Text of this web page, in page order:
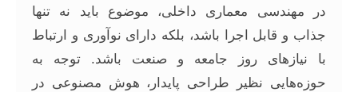
در مهندسی معماری داخلی، موضوع باید نه تنها
جذاب و قابل اجرا باشد، بلکه دارای نوآوری و ارتباط
با نیازهای روز جامعه و صنعت باشد. توجه به
حوزه‌هایی نظیر طراحی پایدار، هوش مصنوعی در